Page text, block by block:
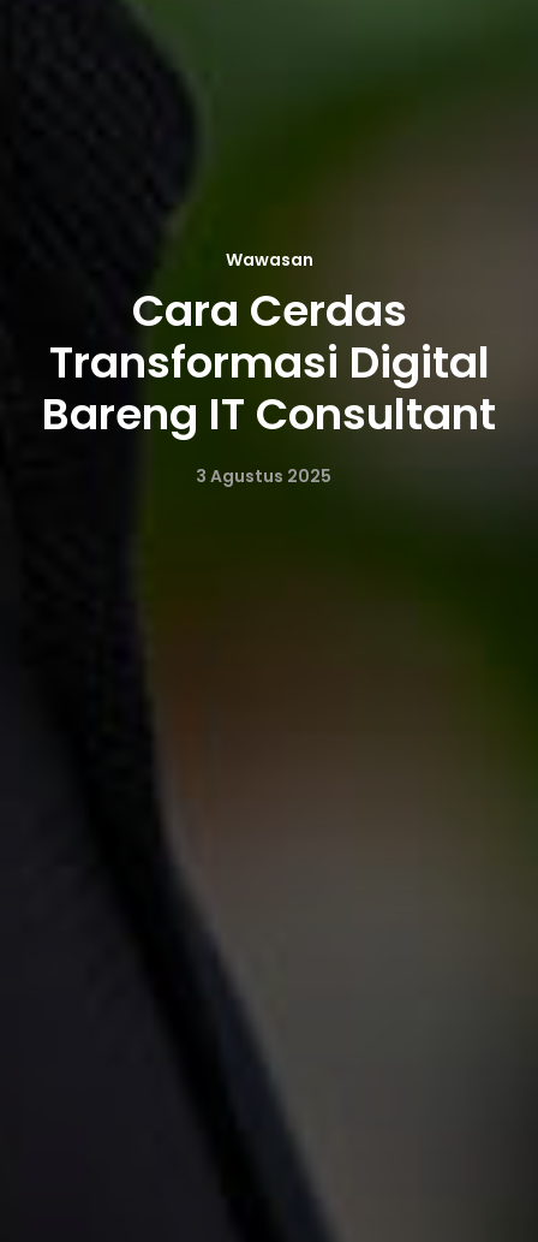
Wawasan
Cara Cerdas
Transformasi Digital
Bareng IT Consultant
3 Agustus 2025